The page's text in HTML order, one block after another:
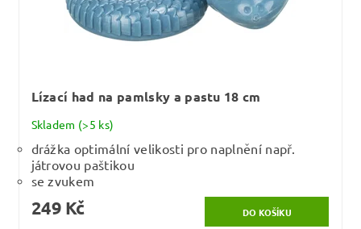
Lízací had na pamlsky a pastu 18 cm
Skladem (>5 ks)
drážka optimální velikosti pro naplnění např.
játrovou paštikou
se zvukem
249 Kč